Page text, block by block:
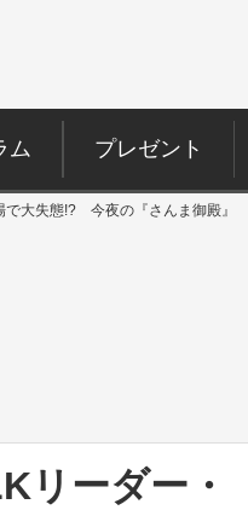
ム プレゼント
で大失態!? 今夜の『さんま御殿』
リーダー・